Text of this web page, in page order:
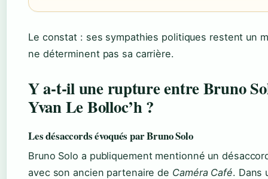
Le constat : ses sympathies politiques restent un
ne déterminent pas sa carrière.
Y a‑t‑il une rupture entre Bruno
Yvan Le Bolloc’h ?
Les désaccords évoqués par Bruno Solo
Bruno Solo a publiquement mentionné un
avec son ancien partenaire de Caméra Café. Dans